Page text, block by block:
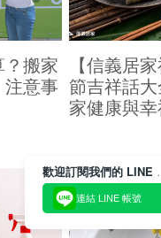
？搬家
注意事
【信義居
節吉祥話
家健康與
歡迎訂
連結 LINE 帳號